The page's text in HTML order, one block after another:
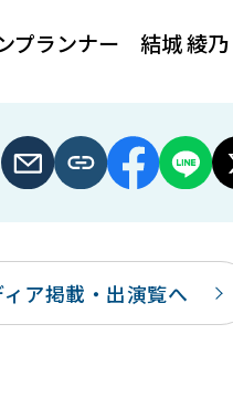
プランナー 結城 綾乃
ィア掲載・出演覧へ